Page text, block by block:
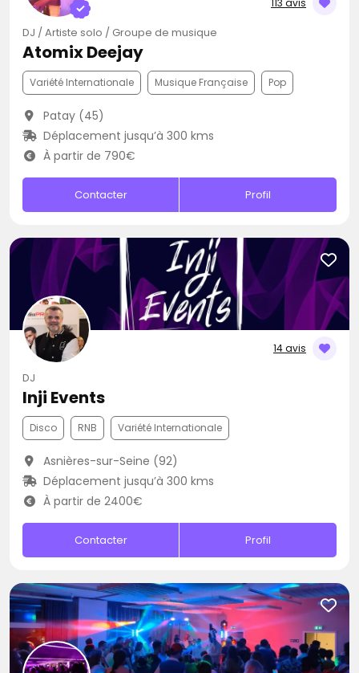
113 avis
DJ / Artiste solo / Groupe de musique
Atomix Deejay
Variété Internationale Musique Française Pop
Patay (45)
Déplacement jusqu’à 300 kms
À partir de 790€
Contacter Profil
14 avis
DJ
Inji Events
Disco RNB Variété Internationale
Asnières-sur-Seine (92)
Déplacement jusqu’à 300 kms
À partir de 2400€
Contacter Profil